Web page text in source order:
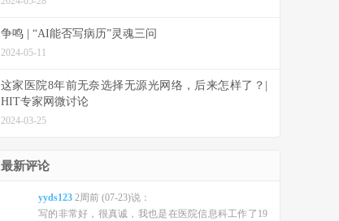
争鸣 | “AI能否写病历”灵魂三问
2024-05-11
这家医院8年前无奈选择无源光网络，后来怎样了？|
HIT专家网微讨论
2024-03-25
最新评论
yyds123 2周前 (07-23)说：
写的非常好，很真诚，我也是在医院信息科工作了19